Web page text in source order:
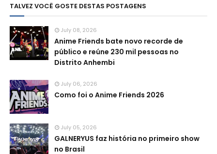
TALVEZ VOCÊ GOSTE DESTAS POSTAGENS
July 08, 2026
Anime Friends bate novo recorde de
público e reúne 230 mil pessoas no
Distrito Anhembi
July 06, 2026
Como foi o Anime Friends 2026
July 05, 2026
GALNERYUS faz história no primeiro show
no Brasil